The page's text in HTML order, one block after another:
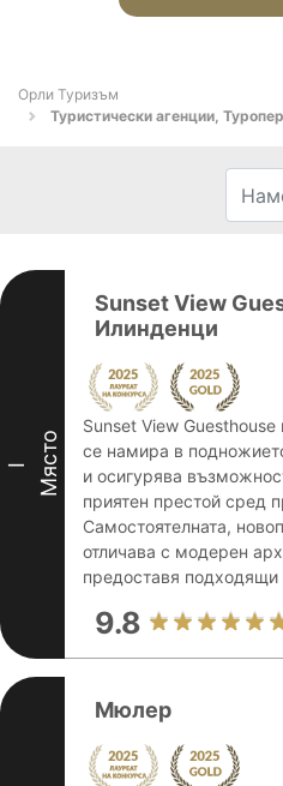
Орли Туризъм
Туристически агенции,
I Място
Sunset View
Илинденци
Sunset View
се намира в
и осигурява
приятен престой сред
Самостоятелната,
отличава с модерен
предоставя подходящи
9.8
Мюлер